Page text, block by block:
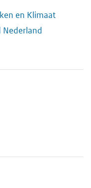
en Klimaat
Nederland